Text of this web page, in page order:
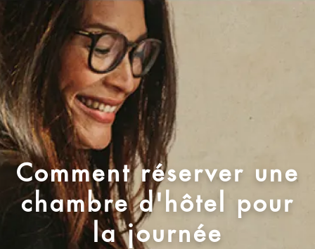
Comment réserver une
chambre d'hôtel pour
la journée